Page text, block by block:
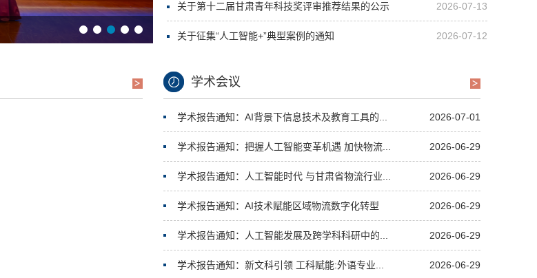
关于第十二届甘肃青年科技奖评审推荐结果的公示 2026-07-13
关于征集“人工智能+”典型案例的通知 2026-07-12
学术会议
学术报告通知：AI背景下信息技术及教育工具的... 2026-07-01
学术报告通知：把握人工智能变革机遇 加快物流... 2026-06-29
学术报告通知：人工智能时代 与甘肃省物流行业... 2026-06-29
学术报告通知：AI技术赋能区域物流数字化转型 2026-06-29
学术报告通知：人工智能发展及跨学科科研中的... 2026-06-29
学术报告通知：新文科引领 工科赋能:外语专业... 2026-06-29